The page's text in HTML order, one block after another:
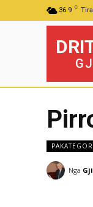
36.9 C
Nga